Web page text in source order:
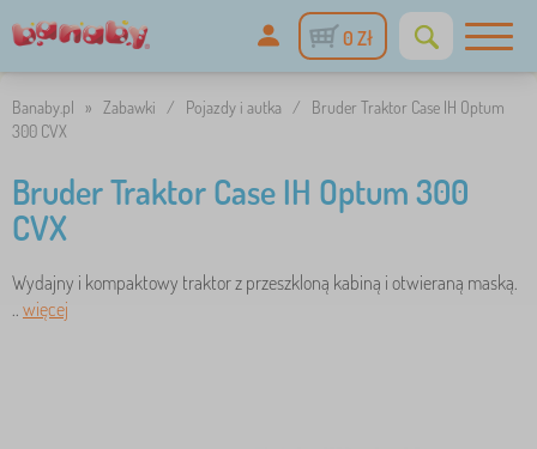
0 Zł
Banaby.pl » Zabawki / Pojazdy i autka /
Bruder Traktor Case IH Optum
300 CVX
Bruder Traktor Case IH Optum 300
CVX
Wydajny i kompaktowy traktor z przeszkloną kabiną i otwieraną maską.
.. więcej